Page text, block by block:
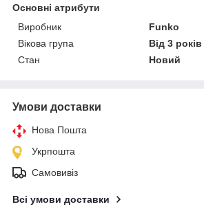
Основні атрибути
Виробник
Funko
Вікова група
Від 3 років
Стан
Новий
Умови доставки
Нова Пошта
Укрпошта
Самовивіз
Всі умови доставки